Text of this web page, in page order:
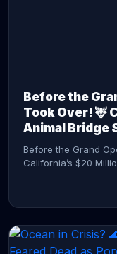
Before the
Took Over! 🦌
Animal Bridge
Before the Grand
California’s $20